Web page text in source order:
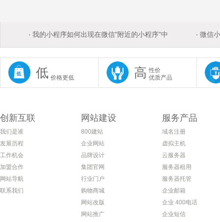
我的小程序如何出现在微信"附近的小程序"中 微信
低 价格更低 高 性价
优质产品
创新互联
我们是谁
发展历程
工作机会
加盟合作
网站导航
联系我们
网站建设
800建站
企业网站
品牌设计
集团官网
行业门户
购物商城
网站改版
网站推广
服务产品
域名注册
虚拟主机
云服务器
服务器租用
服务器托管
企业邮箱
企业 400电话
企业短信